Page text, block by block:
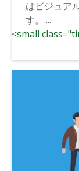
はビジュア
す。....
<small